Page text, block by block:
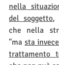
nella
del soggetto,
che nella
"ma sta
trattamento